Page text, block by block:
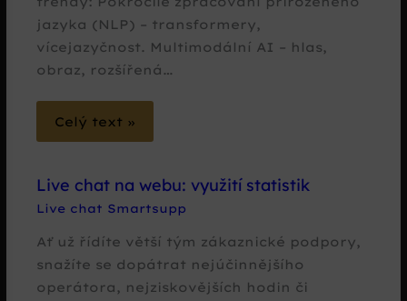
jazyka (NLP) – transformery,
vícejazyčnost. Multimodální AI – hlas,
obraz, rozšířená…
Celý text »
Live chat na webu: využití statistik
Live chat Smartsupp
Ať už řídíte větší tým zákaznické podpory,
snažíte se dopátrat nejúčinnějšího
operátora, nejziskovějších hodin či